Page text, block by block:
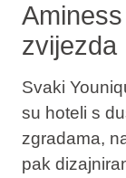
zvijezda
Svaki
su hoteli s
zgradama,
pak